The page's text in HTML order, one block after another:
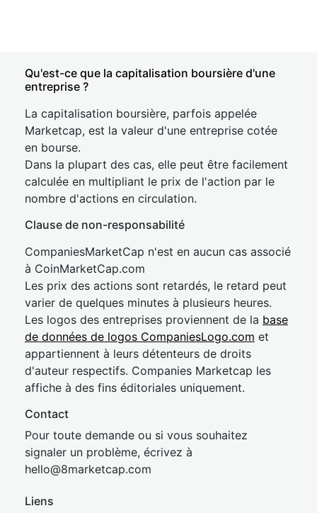
Qu'est-ce que la capitalisation boursière d'une
entreprise ?
La capitalisation boursière, parfois appelée
Marketcap, est la valeur d'une entreprise cotée
en bourse.
Dans la plupart des cas, elle peut être facilement
calculée en multipliant le prix de l'action par le
nombre d'actions en circulation.
Clause de non-responsabilité
CompaniesMarketCap n'est en aucun cas associé
à CoinMarketCap.com
Les prix des actions sont retardés, le retard peut
varier de quelques minutes à plusieurs heures.
Les logos des entreprises proviennent de la base
de données de logos CompaniesLogo.com et
appartiennent à leurs détenteurs de droits
d'auteur respectifs. Companies Marketcap les
affiche à des fins éditoriales uniquement.
Contact
Pour toute demande ou si vous souhaitez
signaler un problème, écrivez à
hello@8marketcap.com
Liens